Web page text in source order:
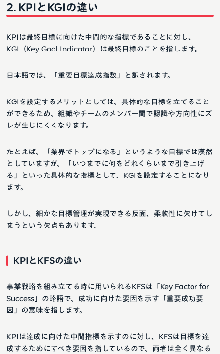
KPIとKGIの違い
KPIは最終目標に向けた中間的な指標であることに対し、
KGI（Key Goal Indicator）は最終目標のことを指します。
日本語では、「重要目標達成指数」と訳されます。
KGIを設定するメリットとしては、具体的な目標を立てること
ができるため、組織やチームのメンバー間で認識や方向性にズ
レが生じにくくなります。
たとえば、「業界でトップになる」というような目標では漠然
としていますが、「いつまでに何をどれくらいまで引き上げ
る」といった具体的な指標として、KGIを設定することになり
ます。
しかし、細かな目標管理が実現できる反面、柔軟性に欠けてし
まうという欠点もあります。
KPIとKFSの違い
事業戦略を組み立てる時に用いられるKFSは「Key Factor for
Success」の略語で、成功に向けた要因を示す「重要成功要
因」の意味を指します。
KPIは達成に向けた中間指標を示すのに対し、KFSは目標を達
成するためにすべき要因を指しているので、両者は全く異なる